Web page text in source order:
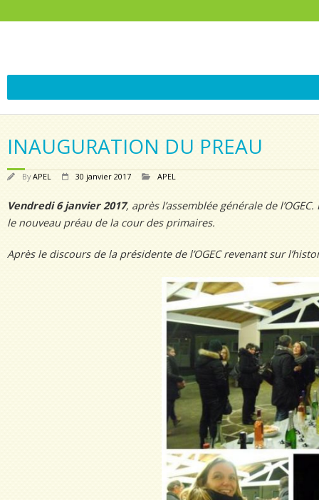
INAUGURATION DU PREAU
ByAPEL 30 janvier 2017 APEL
Vendredi 6 janvier 2017, après l’assemblée générale de
le nouveau préau de la cour des primaires.
Après le discours de la présidente de l’OGEC revenant sur